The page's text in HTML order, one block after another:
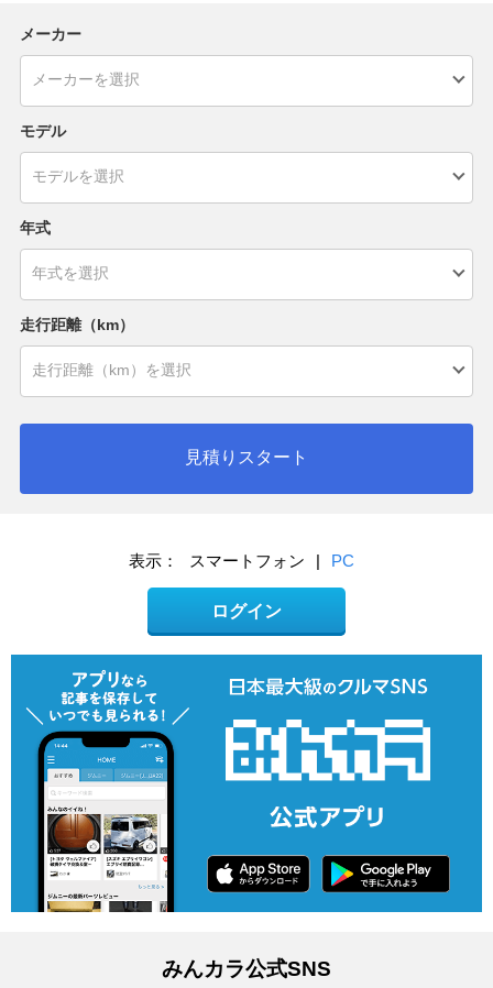
メーカー
モデル
年式
走行距離（km）
見積りスタート
表示： スマートフォン | PC
ログイン
みんカラ公式SNS